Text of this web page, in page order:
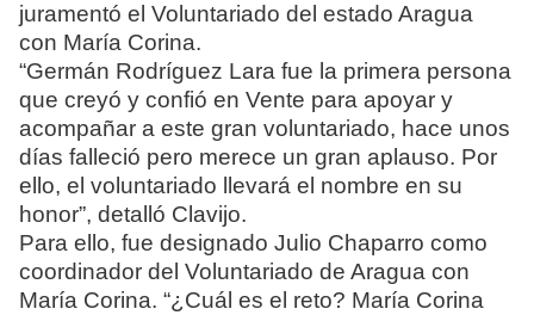
juramentó el Voluntariado del estado Aragua
con María Corina.
“Germán Rodríguez Lara fue la primera persona
que creyó y confió en Vente para apoyar y
acompañar a este gran voluntariado, hace unos
días falleció pero merece un gran aplauso. Por
ello, el voluntariado llevará el nombre en su
honor”, detalló Clavijo.
Para ello, fue designado Julio Chaparro como
coordinador del Voluntariado de Aragua con
María Corina. “¿Cuál es el reto? María Corina